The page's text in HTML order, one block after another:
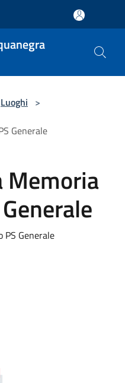
Luoghi >
Generale
Memoria
PS Generale